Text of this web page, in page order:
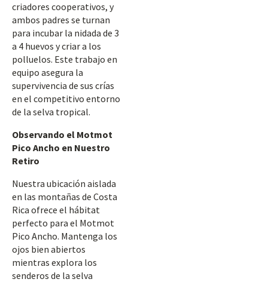
criadores cooperativos, y
ambos padres se turnan
para incubar la nidada de 3
a 4 huevos y criar a los
polluelos. Este trabajo en
equipo asegura la
supervivencia de sus crías
en el competitivo entorno
de la selva tropical.
Observando el Motmot
Pico Ancho en Nuestro
Retiro
Nuestra ubicación aislada
en las montañas de Costa
Rica ofrece el hábitat
perfecto para el Motmot
Pico Ancho. Mantenga los
ojos bien abiertos
mientras explora los
senderos de la selva